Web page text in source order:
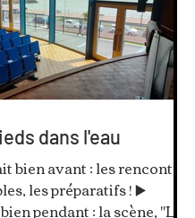
dans l'eau
bien avant : les rencontres
les préparatifs ! ▶️
pendant : la scène, "La